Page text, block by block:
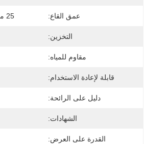
عمق القاع: 25 مللي متر أو حسب التخصيص
التخزين:
مقاوم للمياه:
قابلة لإعادة الاستخدام:
دليل على الرائحة:
الشهادات:
القدرة على العرض: